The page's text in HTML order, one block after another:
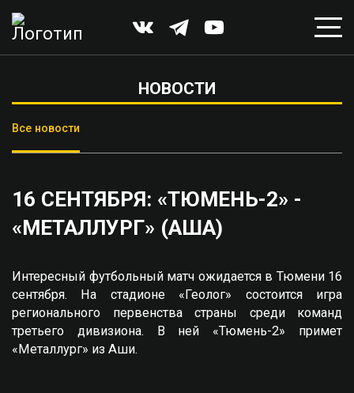
НОВОСТИ
Все новости
16 СЕНТЯБРЯ: «ТЮМЕНЬ-2» -
«МЕТАЛЛУРГ» (АША)
Интересный футбольный матч ожидается в Тюмени 16
сентября. На стадионе «Геолог» состоится игра
регионального первенства страны среди команд
третьего дивизиона. В ней «Тюмень-2» примет
«Металлург» из Аши.